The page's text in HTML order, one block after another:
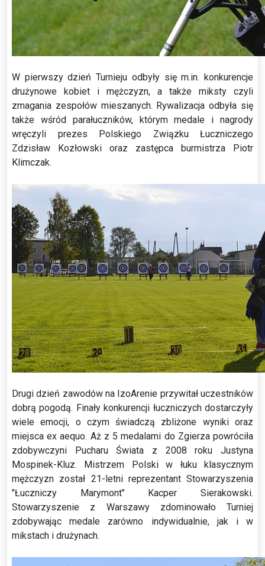
W pierwszy dzień Turnieju odbyły się m.in. konkurencje
drużynowe kobiet i mężczyzn, a także miksty czyli
zmagania zespołów mieszanych. Rywalizacja odbyła się
także wśród parałuczników, którym medale i nagrody
wręczyli prezes Polskiego Związku Łuczniczego
Zdzisław Kozłowski oraz zastępca burmistrza Piotr
Klimczak.
Drugi dzień zawodów na IzoArenie przywitał uczestników
dobrą pogodą. Finały konkurencji łuczniczych dostarczyły
wiele emocji, o czym świadczą zbliżone wyniki oraz
miejsca ex aequo. Aż z 5 medalami do Zgierza powróciła
zdobywczyni Pucharu Świata z 2008 roku Justyna
Mospinek-Kluz. Mistrzem Polski w łuku klasycznym
mężczyzn został 21-letni reprezentant Stowarzyszenia
"Łuczniczy Marymont" Kacper Sierakowski.
Stowarzyszenie z Warszawy zdominowało Turniej
zdobywając medale zarówno indywidualnie, jak i w
mikstach i drużynach.